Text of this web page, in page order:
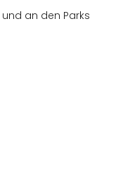
an den Parks